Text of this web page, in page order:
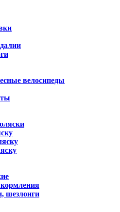
велосипеды
шезлонги